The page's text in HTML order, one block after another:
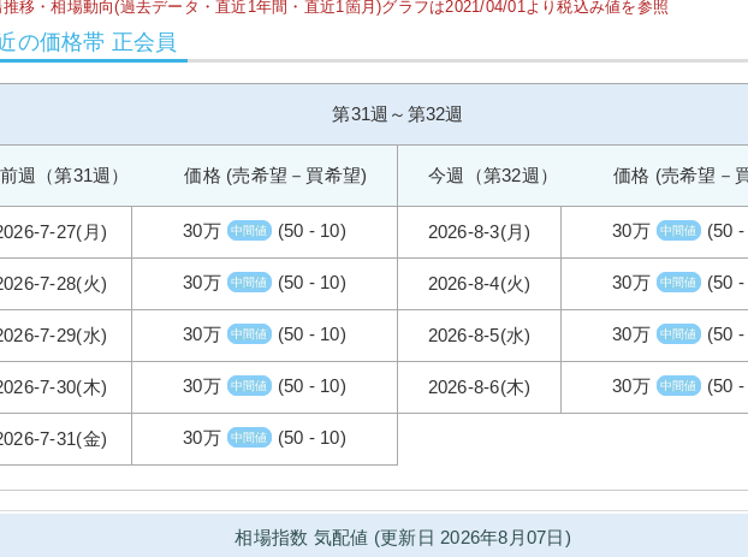
移・相場動向(過去データ・直近1年間・直近1箇月)グラフは2021/04/01より税込み値を参照
の価格帯 正会員
第31週～第32週
前週（第31週） 価格 (売希望－買希望) 今週（第32週） 価格 (売希望－
7-27(月) 30万 中間値 (50 - 10)
7-28(火) 30万 中間値 (50 - 10)
7-29(水) 30万 中間値 (50 - 10)
7-30(木) 30万 中間値 (50 - 10)
7-31(金) 30万 中間値 (50 - 10)
2026-8-3(月) 30万 中間値 (50 -
2026-8-4(火) 30万 中間値 (50 -
2026-8-5(水) 30万 中間値 (50 -
2026-8-6(木) 30万 中間値 (50 -
相場指数 気配値 (更新日 2026年8月07日)